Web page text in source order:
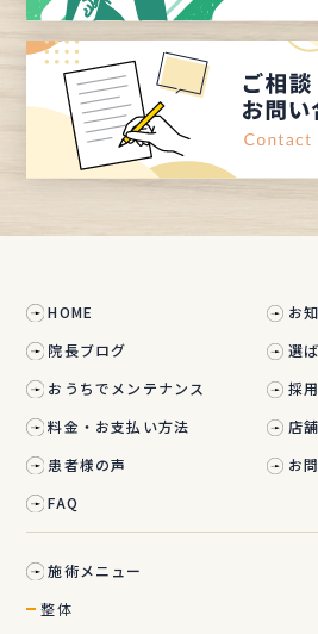
HOME
お
院長ブログ
選
おうちでメンテナンス
採
料金・お支払い方法
店
患者様の声
お
FAQ
施術メニュー
整体